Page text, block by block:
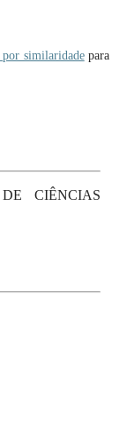
por similaridadepara
CIÊNCIAS